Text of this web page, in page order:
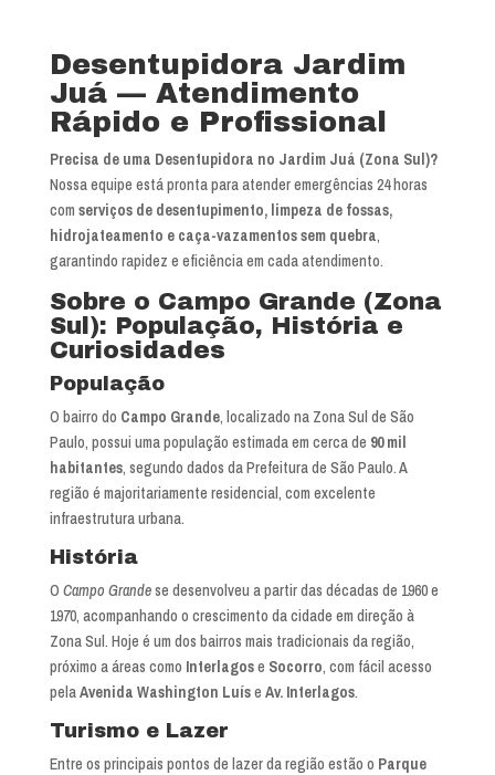
Desentupidora Jardim
Juá — Atendimento
Rápido e Profissional
Precisa de uma Desentupidora no Jardim Juá (Zona Sul)?
Nossa equipe está pronta para atender emergências 24 horas
com serviços de desentupimento, limpeza de fossas,
hidrojateamento e caça-vazamentos sem quebra,
garantindo rapidez e eficiência em cada atendimento.
Sobre o Campo Grande (Zona
Sul): População, História e
Curiosidades
População
O bairro do Campo Grande, localizado na Zona Sul de São
Paulo, possui uma população estimada em cerca de 90 mil
habitantes, segundo dados da Prefeitura de São Paulo. A
região é majoritariamente residencial, com excelente
infraestrutura urbana.
História
O Campo Grandese desenvolveu a partir das décadas de 1960 e
1970, acompanhando o crescimento da cidade em direção à
Zona Sul. Hoje é um dos bairros mais tradicionais da região,
próximo a áreas como Interlagose Socorro, com fácil acesso
pelaAvenida Washington Luíse Av. Interlagos.
Turismo e Lazer
Entre os principais pontos de lazer da região estão o Parque